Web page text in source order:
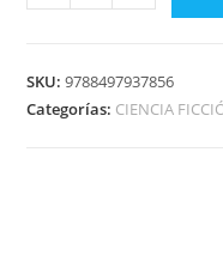
EL
(RELANZAMIENTO)
SKU:9788497937856
Categorías: CIENCIA